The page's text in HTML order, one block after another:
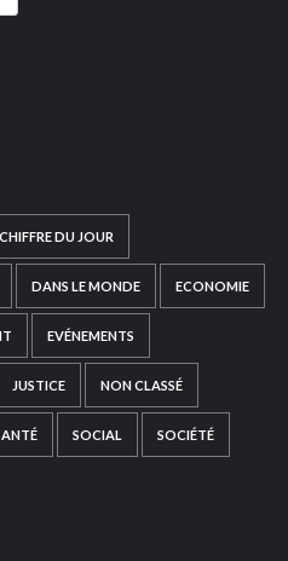
CHIFFRE DU JOUR
DANS LE MONDE ECONOMIE
EVÉNEMENTS
JUSTICE NON CLASSÉ
SOCIAL SOCIÉTÉ